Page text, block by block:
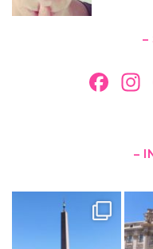
–
F
o
k
–